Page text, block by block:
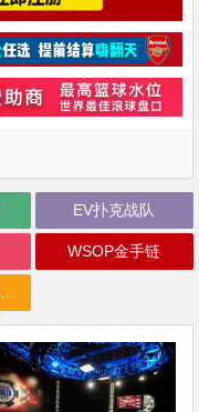
EV扑克战队
WSOP金手链